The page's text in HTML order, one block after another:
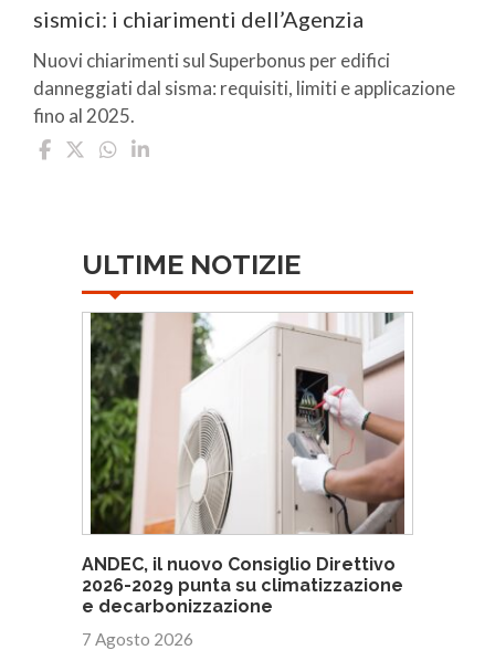
sismici: i chiarimenti dell’Agenzia
Nuovi chiarimenti sul Superbonus per edifici
danneggiati dal sisma: requisiti, limiti e applicazione
fino al 2025.
ULTIME NOTIZIE
ANDEC, il nuovo Consiglio Direttivo
2026-2029 punta su climatizzazione
e decarbonizzazione
7 Agosto 2026